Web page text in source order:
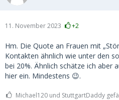
11. November 2023 +2
Hm. Die Quote an Frauen mit
Kontakten ähnlich wie unter den
bei 20%. Ähnlich schätze ich aber
hier ein. Mindestens 😉.
Michael120 und StuttgartDaddy